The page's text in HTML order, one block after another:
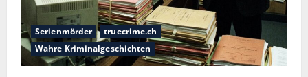
Serienmörder
truecrime.ch
Wahre Kriminalgeschichten